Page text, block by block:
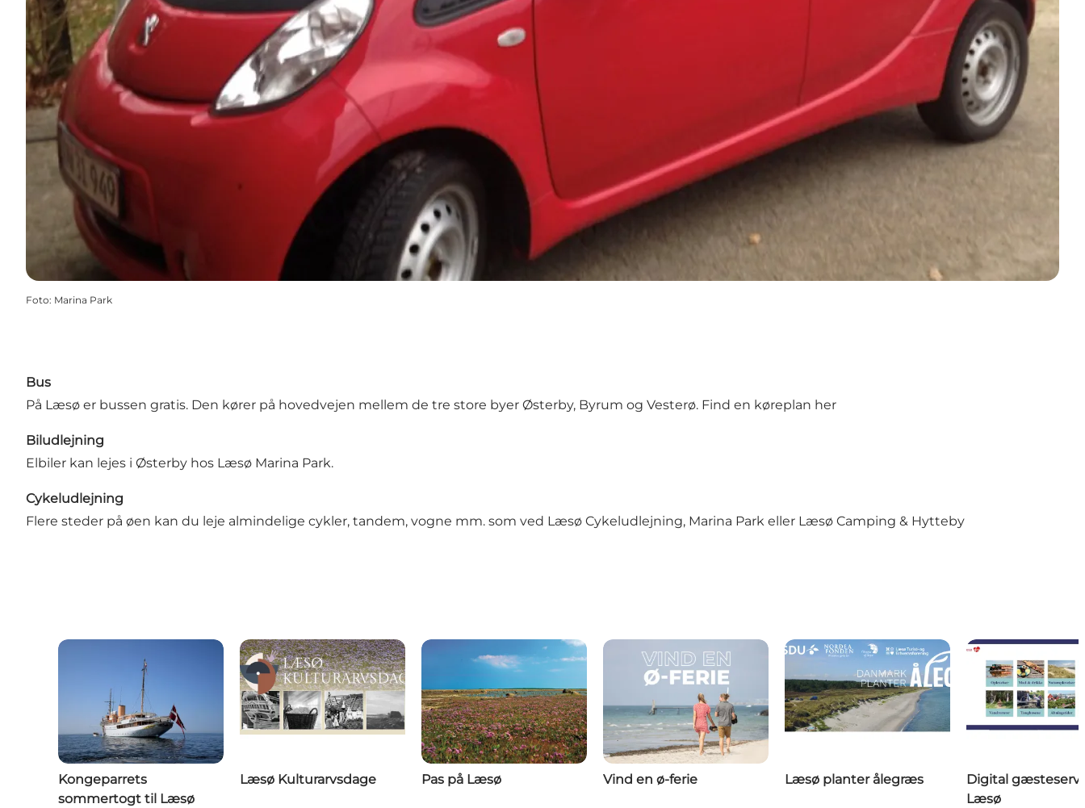
Foto: Marina Park
Bus
På Læsø er bussen gratis. Den kører på hovedvejen mellem de tre store byer Østerby, Byrum og Vesterø. Find en køreplan her
Biludlejning
Elbiler kan lejes i Østerby hos Læsø Marina Park.
Cykeludlejning
Flere steder på øen kan du leje almindelige cykler, tandem, vogne mm. som ved Læsø Cykeludlejning, Marina Park eller Læsø Camping & Hytteby
Kongeparrets
sommertogt til Læsø
Læsø Kulturarvsdage Pas på Læsø Vind en ø-ferie Læsø planter ålegræs
Digital
Læsø